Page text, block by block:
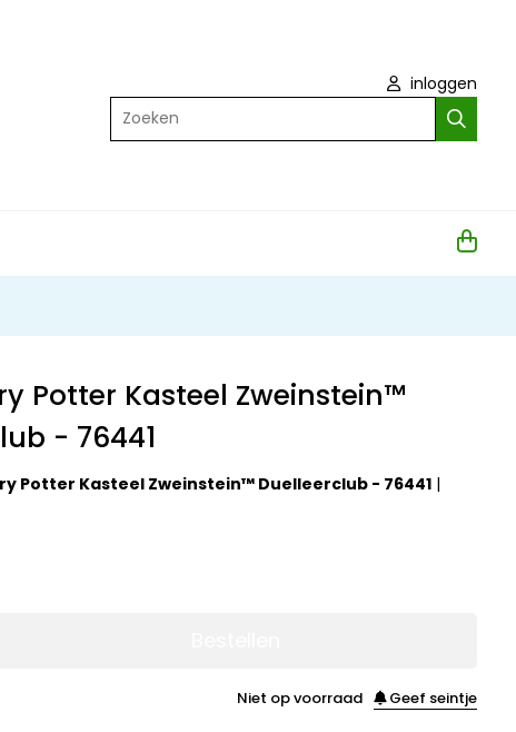
inloggen
Zoeken
Potter Kasteel Zweinstein™
- 76441
Potter Kasteel Zweinstein™ Duelleerclub - 76441 |
Niet op voorraad Geef seintje